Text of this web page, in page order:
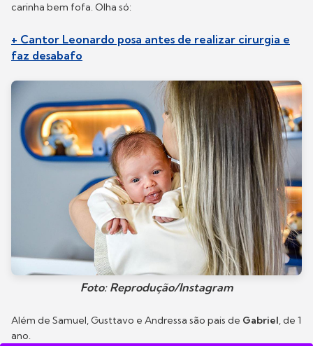
carinha bem fofa. Olha só:
+ Cantor Leonardo posa antes de realizar cirurgia e
faz desabafo
Foto: Reprodução/Instagram
Além de Samuel, Gusttavo e Andressa são pais de Gabriel, de 1
ano.